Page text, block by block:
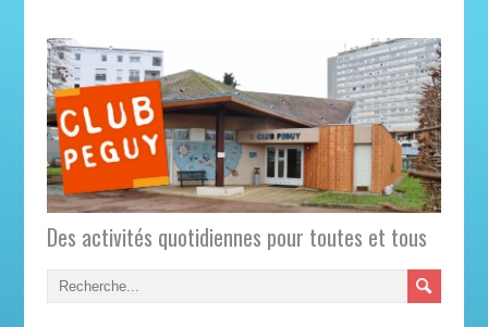
Des activités quotidiennes pour toutes et tous